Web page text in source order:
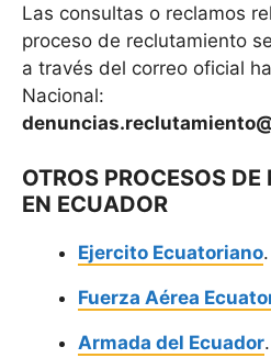
Las consultas o reclamos
proceso de reclutamiento
a través del correo oficial
Nacional:
OTROS PROCESOS
EN ECUADOR
Ejercito Ecuatoriano.
Fuerza Aérea
Armada del Ecuador.